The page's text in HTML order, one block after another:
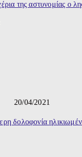
20/04/2021